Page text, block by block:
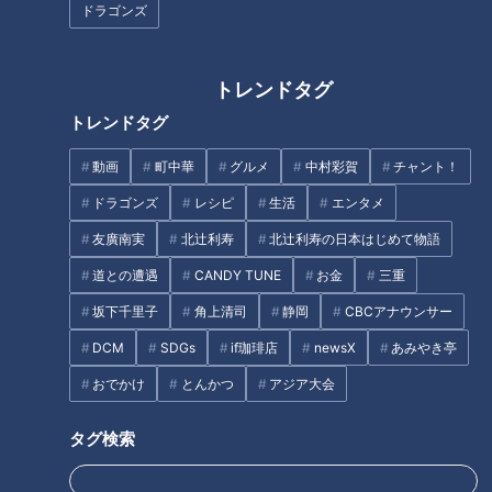
ドラゴンズ
トレンドタグ
トレンドタグ
動画 町中華 グルメ 中村彩賀 チャント！
ドラゴンズ レシピ 生活 エンタメ
友廣南実 北辻利寿 北辻利寿の日本はじめて物語
道との遭遇 CANDY TUNE お金 三重
坂下千里子 角上清司 静岡 CBCアナウンサー
DCM SDGs if珈琲店 newsX あみやき亭
おでかけ とんかつ アジア大会
タグ検索
がら新鮮な活魚料理が味わえます。特に貝は春が一年で一番お
は、甘みがあり濃厚でミルキーな味わい。また『焼大あさり』
(500円～)は、身が詰まっていて弾力があり旨味がたっぷりで
灯台茶屋
住所：愛知県田原市伊良湖町古山2814-4
電話：0531-35-6262
“ハラペーニョ”を育てる農家レストラン